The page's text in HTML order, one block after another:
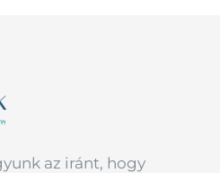
az iránt, hogy